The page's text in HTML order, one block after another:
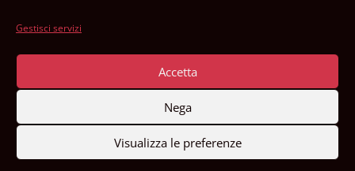
Gestisci servizi
Accetta
Nega
Visualizza le preferenze
Instagram
LinkedIn